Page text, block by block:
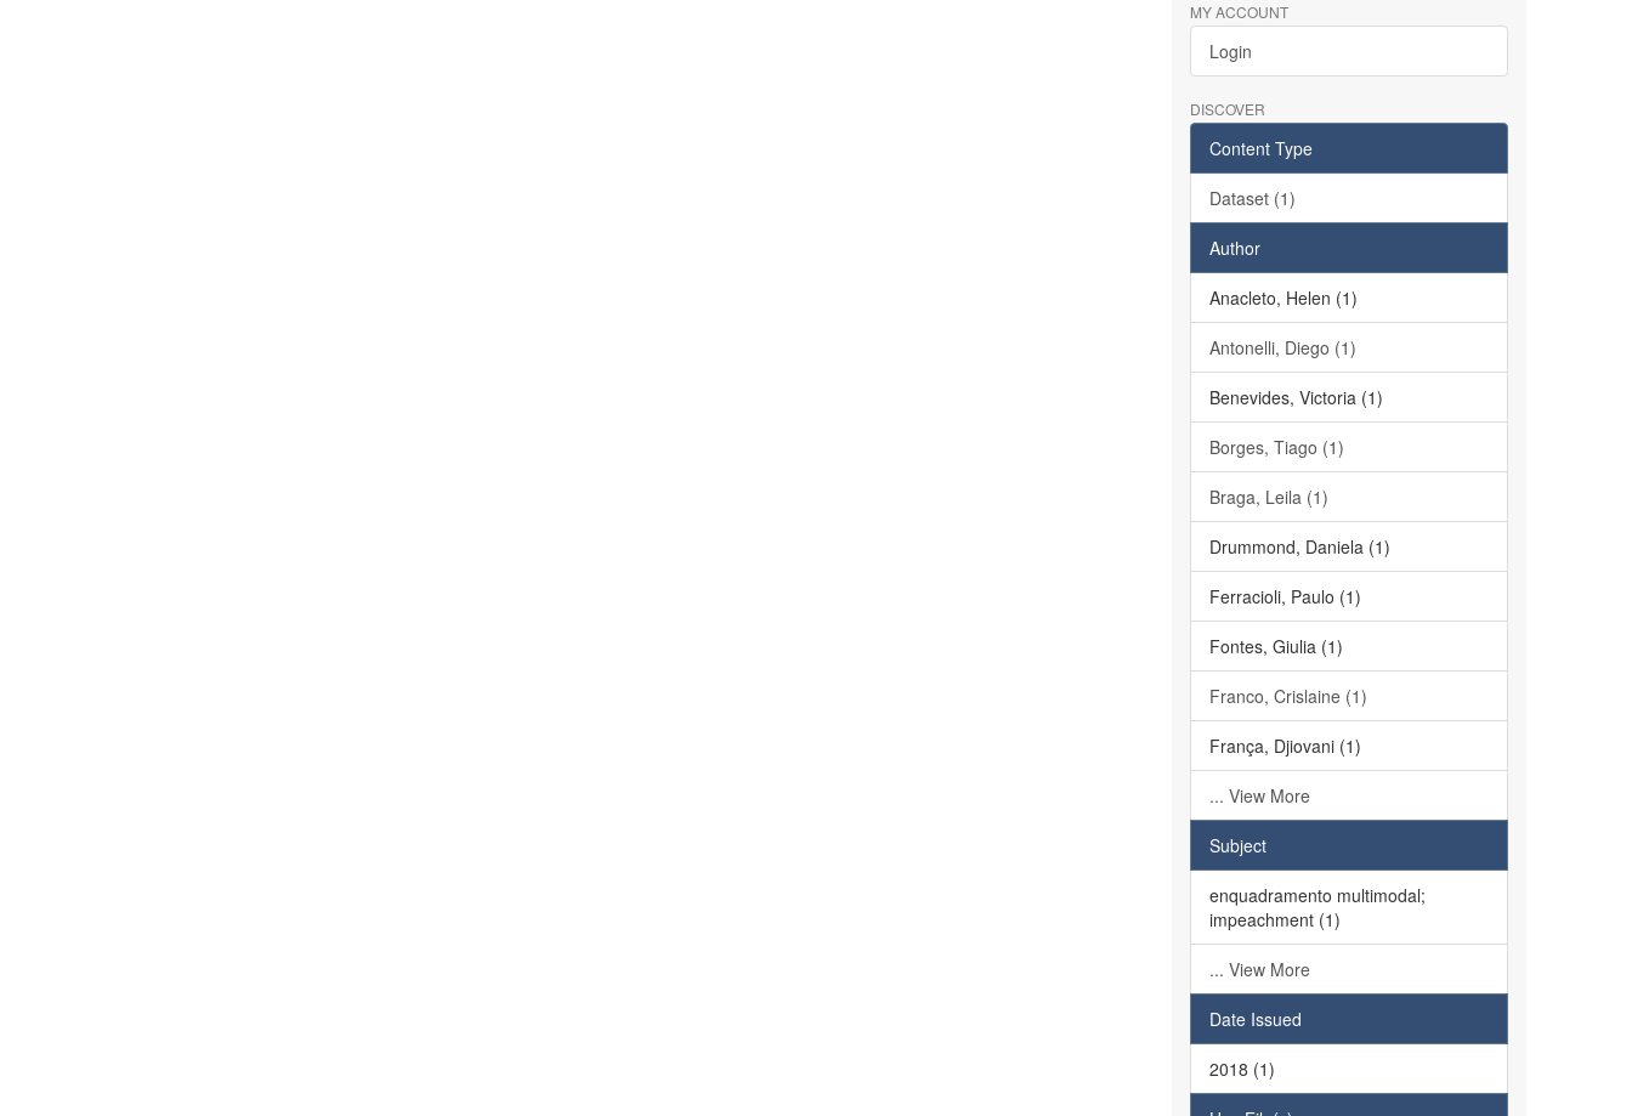
MY ACCOUNT
Login
DISCOVER
Content Type
Dataset (1)
Author
Anacleto, Helen (1)
Antonelli, Diego (1)
Benevides, Victoria (1)
Borges, Tiago (1)
Braga, Leila (1)
Drummond, Daniela (1)
Ferracioli, Paulo (1)
Fontes, Giulia (1)
Franco, Crislaine (1)
França, Djiovani (1)
... View More
Subject
enquadramento multimodal;
impeachment (1)
... View More
Date Issued
2018 (1)